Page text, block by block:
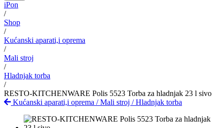
iPon
/
Shop
/
Kućanski aparati,i oprema
/
Mali stroj
/
Hladnjak torba
/
RESTO-KITCHENWARE Polis 5523 Torba za hladnjak 23 l sivo
Kućanski aparati,i oprema /Mali stroj /Hladnjak torba